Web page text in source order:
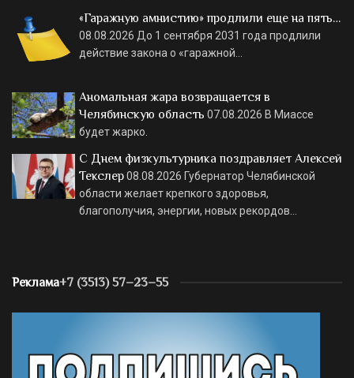
«Гаражную амнистию» продлили еще на пять…
08.08.2026 До 1 сентября 2031 года продлили
действие закона о «гаражной…
Аномальная жара возвращается в
Челябинскую область 07.08.2026 В Миассе
будет жарко.
С Днем физкультурника поздравляет Алексей
Текслер08.08.2026 Губернатор Челябинской
области желает крепкого здоровья,
благополучия, энергии, новых рекордов…
Реклама+7 (3513) 57–23–55